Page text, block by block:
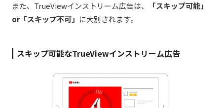
また、TrueViewインストリーム広告は、
「スキップ可能」
or「スキップ不可」 に大別されます。
スキップ可能なTrueViewインストリーム広告